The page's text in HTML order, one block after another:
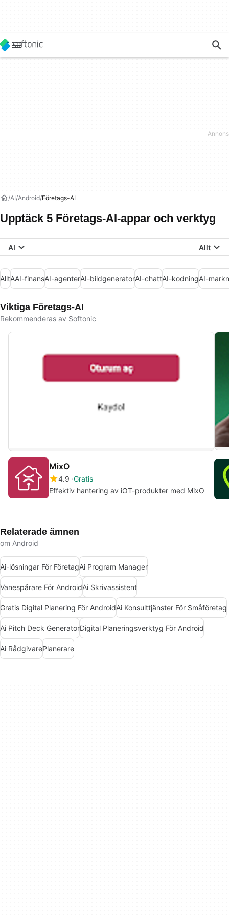
AI Android Företags-AI
Upptäck 5 Företags-AI-appar och verktyg
AI Allt
AlltAAI-finansAI-agenterAI-bildgeneratorAI-chattAI-kodningAI-
Viktiga Företags-AI
Rekommenderas av Softonic
MixO
4.9 Gratis
Effektiv hantering av iOT-produkter med MixO
Relaterade ämnen
om Android
Ai-lösningar För FöretagAi Program Manager
Vanespårare För AndroidAi Skrivassistent
Gratis Digital Planering För AndroidAi Konsulttjänster För Småföretag
Ai Pitch Deck GeneratorDigital Planeringsverktyg För Android
Ai RådgivarePlanerare